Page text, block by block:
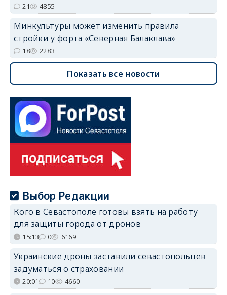
21 4855
Минкультуры может изменить правила
стройки у форта «Северная Балаклава»
18 2283
Показать все новости
Выбор Редакции
Кого в Севастополе готовы взять на работу
для защиты города от дронов
15:13 0 6169
Украинские дроны заставили севастопольцев
задуматься о страховании
20:01 10 4660